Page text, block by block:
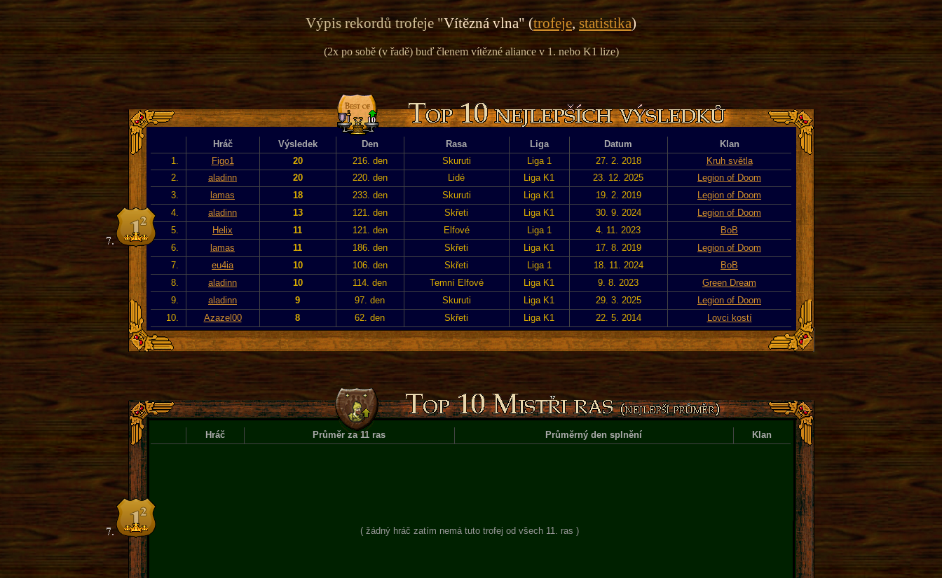
Výpis rekordů trofeje "Vítězná vlna" (trofeje, statistika)
(2x po sobě (v řadě) buď členem vítězné aliance v 1. nebo K1 lize)
Hráč Výsledek Den Rasa Liga Datum
Klan
1.
Figo1 20 216. den Skuruti Liga 1 27. 2. 2018
Kruh světla
2.
aladinn 20 220. den Lidé Liga K1 23. 12. 2025
Legion of Doom
3.
lamas 18 233. den Skuruti Liga K1 19. 2. 2019
Legion of Doom
4.
aladinn 13 121. den Skřeti Liga K1 30. 9. 2024
Legion of Doom
5.
Helix 11 121. den Elfové Liga 1 4. 11. 2023
BoB
6.
lamas 11 186. den Skřeti Liga K1 17. 8. 2019
Legion of Doom
7.
eu4ia 10 106. den Skřeti Liga 1 18. 11. 2024
BoB
8.
aladinn 10 114. den Temní Elfové Liga K1 9. 8. 2023
Green Dream
9.
aladinn 9 97. den Skuruti Liga K1 29. 3. 2025
Legion of Doom
10.
Azazel00 8 62. den Skřeti Liga K1 22. 5. 2014 Lovci kostí
Hráč Průměr za 11 ras Průměrný den splnění Klan
( žádný hráč zatím nemá tuto trofej od všech 11. ras )